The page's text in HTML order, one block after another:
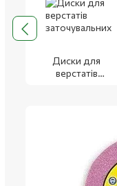
Диски для
верстатів